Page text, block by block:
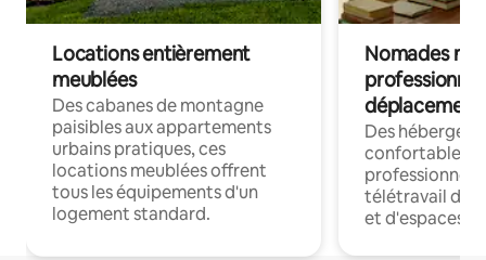
Locations entièrement
meublées
Des cabanes de montagne
paisibles aux appartements
urbains pratiques, ces
locations meublées offrent
tous les équipements d'un
logement standard.
Nomades
déplacement
Des
confortables
professionnels
télétravail
et d'espaces